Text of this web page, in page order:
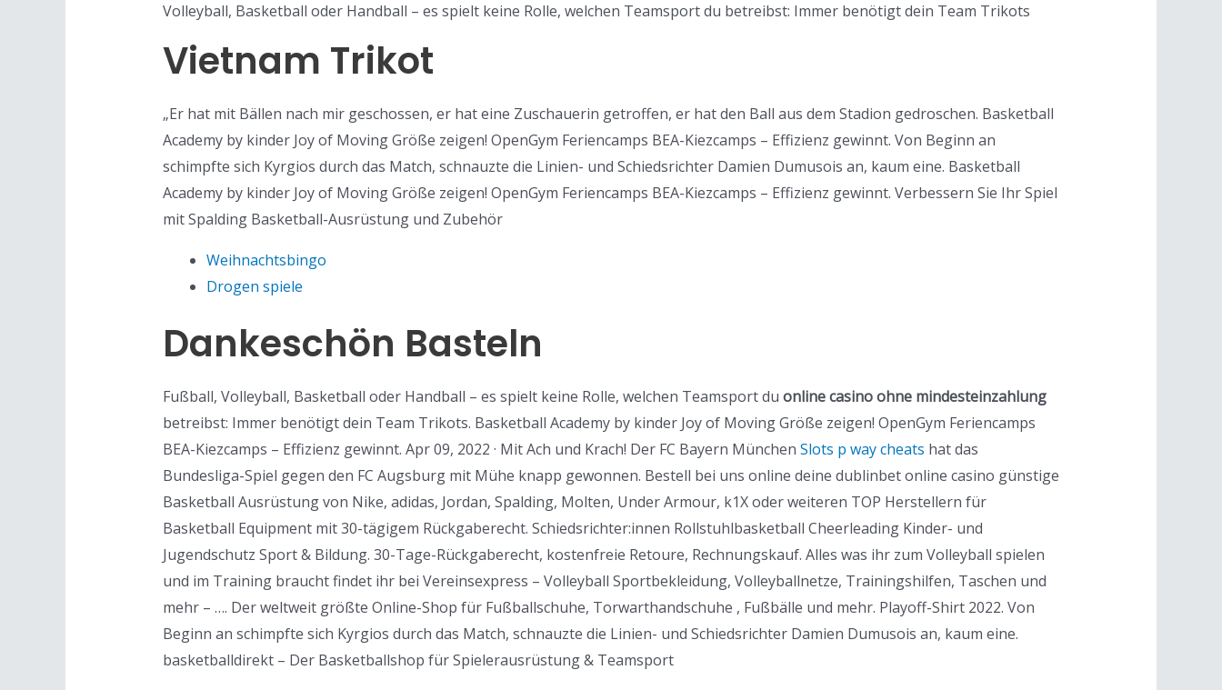
Volleyball, Basketball oder Handball – es spielt keine Rolle, welchen Teamsport du betreibst: Immer benötigt dein Team Trikots
Vietnam Trikot
„Er hat mit Bällen nach mir geschossen, er hat eine Zuschauerin getroffen, er hat den Ball aus dem Stadion gedroschen. Basketball
Academy by kinder Joy of Moving Größe zeigen! OpenGym Feriencamps BEA-Kiezcamps – Effizienz gewinnt. Von Beginn an
schimpfte sich Kyrgios durch das Match, schnauzte die Linien- und Schiedsrichter Damien Dumusois an, kaum eine. Basketball
Academy by kinder Joy of Moving Größe zeigen! OpenGym Feriencamps BEA-Kiezcamps – Effizienz gewinnt. Verbessern Sie Ihr Spiel
mit Spalding Basketball-Ausrüstung und Zubehör
Weihnachtsbingo
Drogen spiele
Dankeschön Basteln
Fußball, Volleyball, Basketball oder Handball – es spielt keine Rolle, welchen Teamsport du online casino ohne mindesteinzahlung
betreibst: Immer benötigt dein Team Trikots. Basketball Academy by kinder Joy of Moving Größe zeigen! OpenGym Feriencamps
BEA-Kiezcamps – Effizienz gewinnt. Apr 09, 2022 · Mit Ach und Krach! Der FC Bayern München Slots p way cheats hat das
Bundesliga-Spiel gegen den FC Augsburg mit Mühe knapp gewonnen. Bestell bei uns online deine dublinbet online casino günstige
Basketball Ausrüstung von Nike, adidas, Jordan, Spalding, Molten, Under Armour, k1X oder weiteren TOP Herstellern für
Basketball Equipment mit 30-tägigem Rückgaberecht. Schiedsrichter:innen Rollstuhlbasketball Cheerleading Kinder- und
Jugendschutz Sport & Bildung. 30-Tage-Rückgaberecht, kostenfreie Retoure, Rechnungskauf. Alles was ihr zum Volleyball spielen
und im Training braucht findet ihr bei Vereinsexpress – Volleyball Sportbekleidung, Volleyballnetze, Trainingshilfen, Taschen und
mehr – …. Der weltweit größte Online-Shop für Fußballschuhe, Torwarthandschuhe , Fußbälle und mehr. Playoff-Shirt 2022. Von
Beginn an schimpfte sich Kyrgios durch das Match, schnauzte die Linien- und Schiedsrichter Damien Dumusois an, kaum eine.
basketballdirekt – Der Basketballshop für Spielerausrüstung & Teamsport